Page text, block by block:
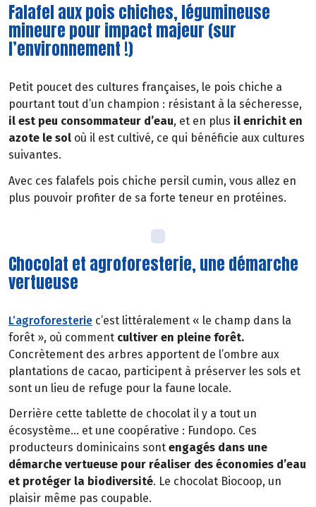
Falafel aux pois chiches, légumineuse
mineure pour impact majeur (sur
l’environnement !)
Petit poucet des cultures françaises, le pois chiche a
pourtant tout d’un champion : résistant à la sécheresse,
il est peu consommateur d’eau, et en plus il enrichit en
azote le sol où il est cultivé, ce qui bénéficie aux cultures
suivantes.
Avec ces falafels pois chiche persil cumin, vous allez en
plus pouvoir profiter de sa forte teneur en protéines.
Chocolat et agroforesterie, une démarche
vertueuse
L’agroforesterie c’est littéralement « le champ dans la
forêt », où comment cultiver en pleine forêt.
Concrètement des arbres apportent de l’ombre aux
plantations de cacao, participent à préserver les sols et
sont un lieu de refuge pour la faune locale.
Derrière cette tablette de chocolat il y a tout un
écosystème… et une coopérative : Fundopo. Ces
producteurs dominicains sont engagés dans une
démarche vertueuse pour réaliser des économies d’eau
et protéger la biodiversité. Le chocolat Biocoop, un
plaisir même pas coupable.